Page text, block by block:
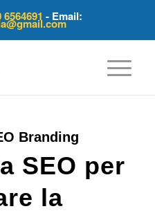
6564691 - Email:
Branding
SEO per
la